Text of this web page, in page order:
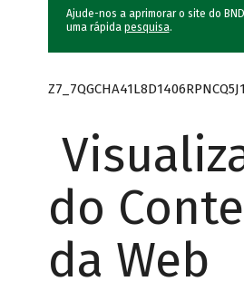
Ajude-nos a aprimorar o site do
uma rápida pesquisa.
do
da Web